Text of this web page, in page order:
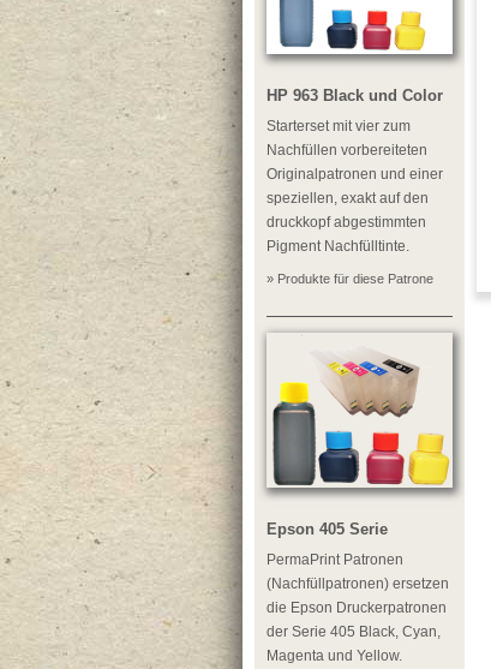
HP 963 Black und Color
Starterset mit vier zum
Nachfüllen vorbereiteten
Originalpatronen und einer
speziellen, exakt auf den
druckkopf abgestimmten
Pigment Nachfülltinte.
» Produkte für diese Patrone
Epson 405 Serie
PermaPrint Patronen
(Nachfüllpatronen) ersetzen
die Epson Druckerpatronen
der Serie 405 Black, Cyan,
Magenta und Yellow.